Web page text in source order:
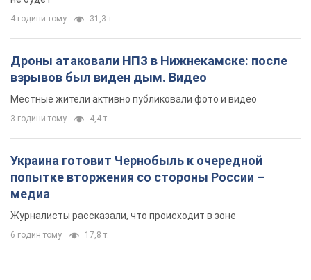
4 години тому 31,3 т.
Дроны атаковали НПЗ в Нижнекамске: после
взрывов был виден дым. Видео
Местные жители активно публиковали фото и видео
3 години тому 4,4 т.
Украина готовит Чернобыль к очередной
попытке вторжения со стороны России –
медиа
Журналисты рассказали, что происходит в зоне
6 годин тому 17,8 т.